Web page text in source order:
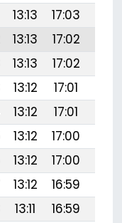
13:13 17:03
13:13 17:02
13:13 17:02
13:12 17:01
13:12 17:01
13:12 17:00
13:12 17:00
13:12 16:59
13:11 16:59